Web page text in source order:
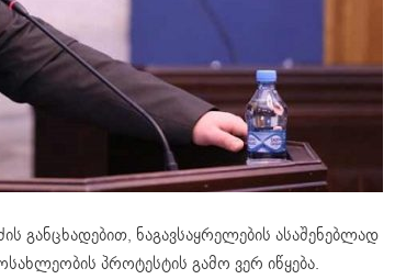
განცხადებით, ნაგავსაყრელების ასაშენებლად
პროტესტის გამო ვერ იწყება.